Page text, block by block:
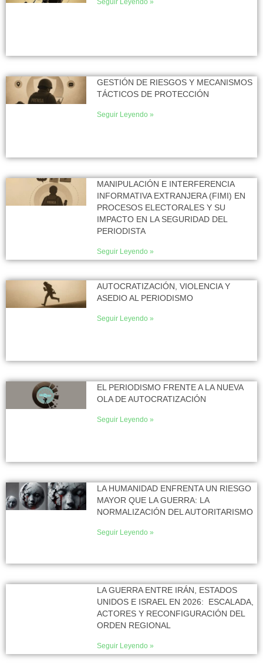
Seguir Leyendo »
GESTIÓN DE RIESGOS Y MECANISMOS
TÁCTICOS DE PROTECCIÓN
Seguir Leyendo »
MANIPULACIÓN E INTERFERENCIA
INFORMATIVA EXTRANJERA (FIMI) EN
PROCESOS ELECTORALES Y SU
IMPACTO EN LA SEGURIDAD DEL
PERIODISTA
Seguir Leyendo »
AUTOCRATIZACIÓN, VIOLENCIA Y
ASEDIO AL PERIODISMO
Seguir Leyendo »
EL PERIODISMO FRENTE A LA NUEVA
OLA DE AUTOCRATIZACIÓN
Seguir Leyendo »
LA HUMANIDAD ENFRENTA UN RIESGO
MAYOR QUE LA GUERRA: LA
NORMALIZACIÓN DEL AUTORITARISMO
Seguir Leyendo »
LA GUERRA ENTRE IRÁN, ESTADOS
UNIDOS E ISRAEL EN 2026: ESCALADA,
ACTORES Y RECONFIGURACIÓN DEL
ORDEN REGIONAL
Seguir Leyendo »